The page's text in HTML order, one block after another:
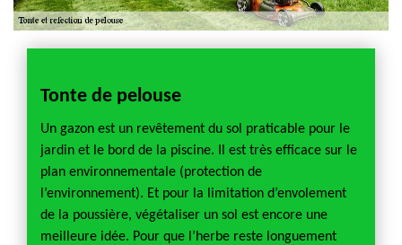
Tonte de pelouse
Un gazon est un revêtement du sol praticable pour le
jardin et le bord de la piscine. Il est très efficace sur le
plan environnementale (protection de
l’environnement). Et pour la limitation d’envolement
de la poussière, végétaliser un sol est encore une
meilleure idée. Pour que l’herbe reste longuement